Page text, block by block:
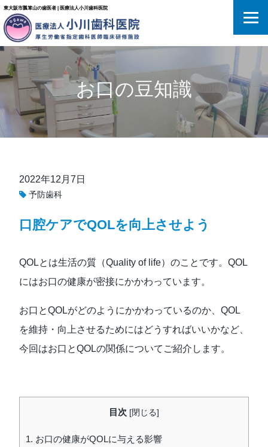
東大阪市瓢箪山の歯医者 | 医療法人小川歯科医院
お口の豆知識
2022年12月7日
予防歯科
口腔ケアでQOLを向上させよう
QOLとは生活の質（Quality of life）のことです。QOL
にはお口の健康が密接にかかわっています。
お口とQOLがどのようにかかわっているのか、QOL
を維持・向上させるためにはどうすればいいかなど、
今回はお口とQOLの関係についてご紹介します。
目次 [閉じる]
1. お口の健康がQOLに与える影響